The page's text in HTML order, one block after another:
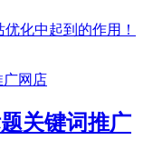
化中起到的作用！
关键词推广